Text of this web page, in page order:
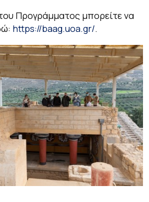
Προγράμματος μπορείτε να
https://baag.uoa.gr/.